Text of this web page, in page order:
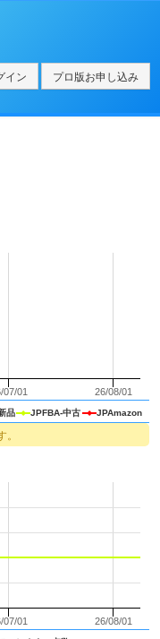
イン プロ版お申し込み
品 JPFBA-中古 JPAmazon
07/01 26/08/01
07/01 26/08/01